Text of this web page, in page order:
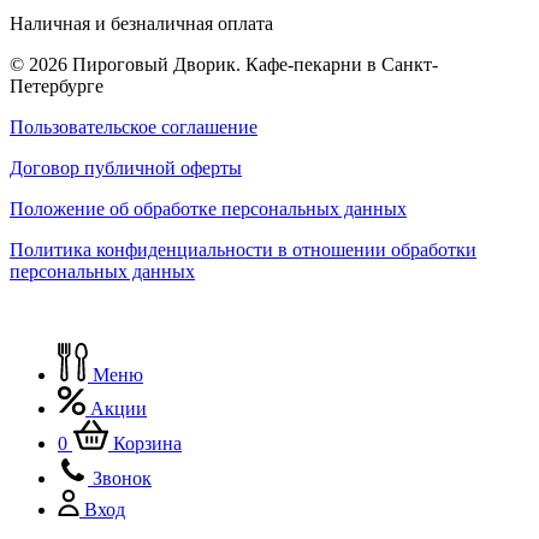
Наличная и безналичная оплата
© 2026 Пироговый Дворик. Кафе-пекарни в Санкт-
Петербурге
Пользовательское соглашение
Договор публичной оферты
Положение об обработке персональных данных
Политика конфиденциальности в отношении обработки
персональных данных
Меню
Акции
0
Корзина
Звонок
Вход